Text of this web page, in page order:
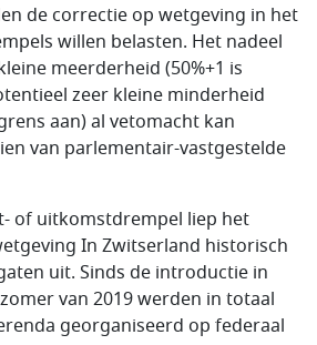
de correctie op wetgeving in het
willen belasten. Het nadeel
meerderheid (50%+1 is
zeer kleine minderheid
aan) al vetomacht kan
van parlementair-vastgestelde
of uitkomstdrempel liep het
In Zwitserland historisch
uit. Sinds de introductie in
van 2019 werden in totaal
georganiseerd op federaal